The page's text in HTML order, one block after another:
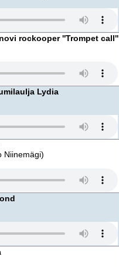
rockooper ''Trompet call''
Lydia
Niinemägi)